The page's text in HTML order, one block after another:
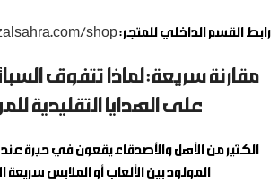
رابط القسم الداخلي للمتجر:shop/
مقارنة سريعة: لماذا تتفوق
على الهدايا التقليدية
الكثير من الأهل والأصدقاء يقعون في حيرة عند
المولود بين الألعاب أو الملابس سريعة